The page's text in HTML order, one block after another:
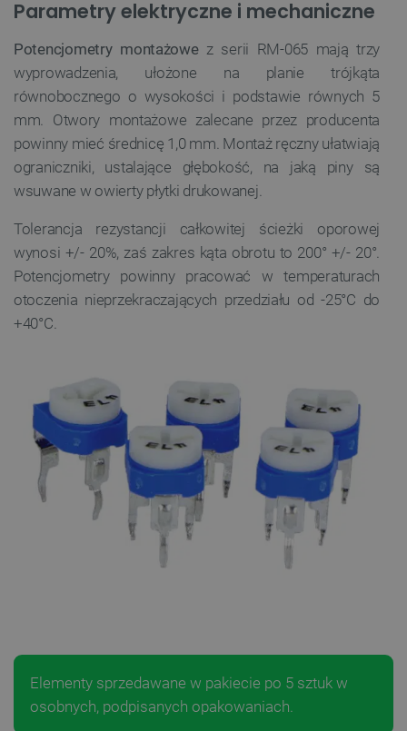
Parametry elektryczne i mechaniczne
Potencjometry montażowez serii RM-065 mają trzy
wyprowadzenia, ułożone na planie trójkąta
równobocznego o wysokości i podstawie równych 5
mm. Otwory montażowe zalecane przez producenta
powinny mieć średnicę 1,0 mm. Montaż ręczny ułatwiają
ograniczniki, ustalające głębokość, na jaką piny są
wsuwane w owierty płytki drukowanej.
Tolerancja rezystancji całkowitej ścieżki oporowej
wynosi +/- 20%, zaś zakres kąta obrotu to 200° +/- 20°.
Potencjometry powinny pracować w temperaturach
otoczenia nieprzekraczających przedziału od -25°C do
+40°C.
Elementy sprzedawane w pakiecie po 5 sztuk w
osobnych, podpisanych opakowaniach.